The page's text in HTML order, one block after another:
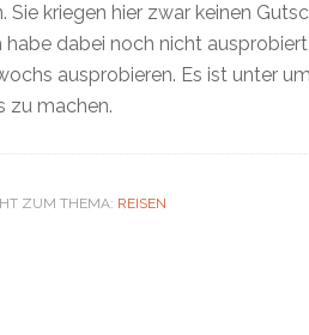
Sie kriegen hier zwar keinen
habe dabei noch nicht
ausprobieren. Es ist unter
zu machen.
ZUM THEMA: REISEN